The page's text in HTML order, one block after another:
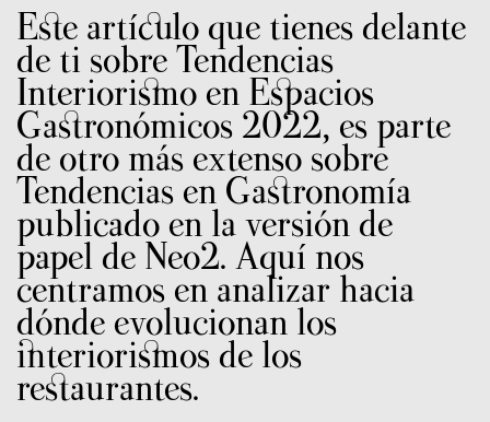
Este artículo que tienes delante
de ti sobre Tendencias
Interiorismo en Espacios
Gastronómicos 2022, es parte
de otro más extenso sobre
Tendencias en Gastronomía
publicado en la versión de
papel de Neo2. Aquí nos
centramos en analizar hacia
dónde evolucionan los
interiorismos de los
restaurantes.